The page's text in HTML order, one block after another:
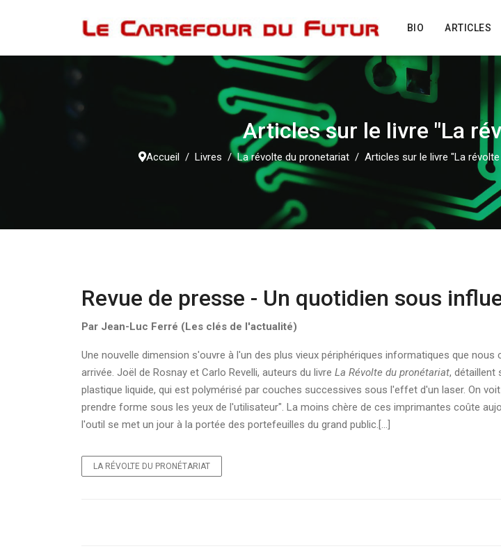
BIO ARTICLES
Articles sur le livre "La
Accueil Livres La révolte du pronetariat Articles sur le livre "La
Revue de presse - Un quotidien sous
Par Jean-Luc Ferré (Les clés de l'actualité)
Une nouvelle dimension s'ouvre à l'un des plus vieux périphériques informatiques que
arrivée. Joël de Rosnay et Carlo Revelli, auteurs du livre La Révolte du pronétariat, détaillent
plastique liquide, qui est polymérisé par couches successives sous l'effet d'un laser. On
prendre forme sous les yeux de l'utilisateur". La moins chère de ces imprimantes coûte
l'outil se met un jour à la portée des portefeuilles du grand public.[...]
LA RÉVOLTE DU PRONÉTARIAT